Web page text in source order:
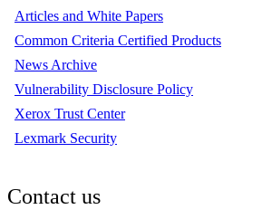
Articles and White Papers
Common Criteria Certified Products
News Archive
Vulnerability Disclosure Policy
Xerox Trust Center
Lexmark Security
Contact us